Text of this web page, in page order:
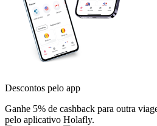
Descontos pelo app
Ganhe 5% de cashback para outra
pelo aplicativo Holafly.